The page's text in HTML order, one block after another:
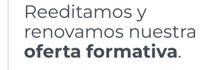
Reeditamos y
renovamos nuestra
oferta formativa.